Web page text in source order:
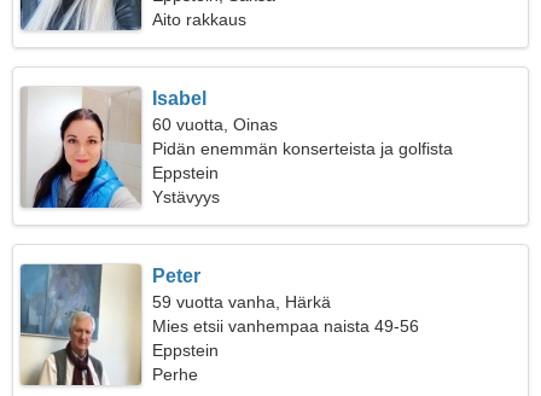
Aito rakkaus
Isabel
60 vuotta, Oinas
Pidän enemmän konserteista ja golfista
Eppstein
Ystävyys
Peter
59 vuotta vanha, Härkä
Mies etsii vanhempaa naista 49-56
Eppstein
Perhe